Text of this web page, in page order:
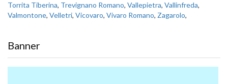
Torrita Tiberina, Trevignano Romano, Vallepietra, Vallinfreda,
Valmontone, Velletri, Vicovaro, Vivaro Romano, Zagarolo,
Banner